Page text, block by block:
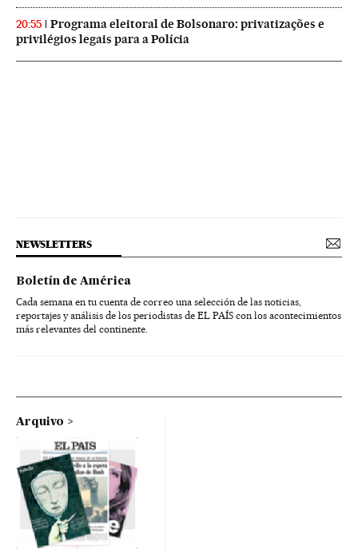
20:55
Programa eleitoral de Bolsonaro: privatizações e
privilégios legais para a Polícia
NEWSLETTERS
Boletín de América
Cada semana en tu cuenta de correo una selección de las noticias,
reportajes y análisis de los periodistas de EL PAÍS con los acontecimientos
más relevantes del continente.
Arquivo